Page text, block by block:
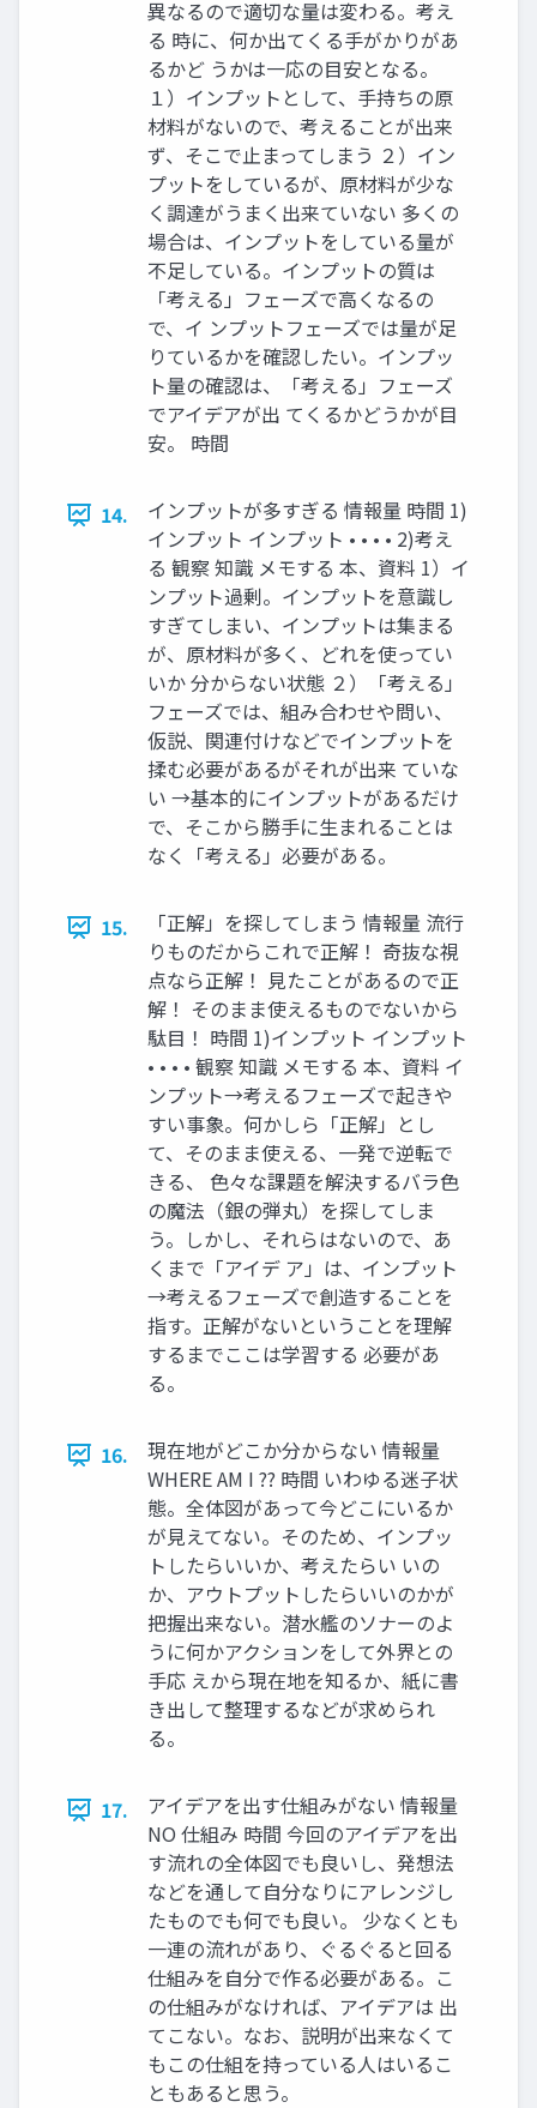
異なるので適切な量は変わる。考え
る 時に、何か出てくる手がかりがあ
るかど うかは一応の目安となる。
１）インプットとして、手持ちの原
材料がないので、考えることが出来
ず、そこで止まってしまう ２）イン
プットをしているが、原材料が少な
く調達がうまく出来ていない 多くの
場合は、インプットをしている量が
不足している。インプットの質は
「考える」フェーズで高くなるの
で、イ ンプットフェーズでは量が足
りているかを確認したい。インプッ
ト量の確認は、「考える」フェーズ
でアイデアが出 てくるかどうかが目
安。 時間
14.
インプットが多すぎる 情報量 時間 1)
インプット インプット • • • • 2)考え
る 観察 知識 メモする 本、資料 1）イ
ンプット過剰。インプットを意識し
すぎてしまい、インプットは集まる
が、原材料が多く、どれを使ってい
いか 分からない状態 ２）「考える」
フェーズでは、組み合わせや問い、
仮説、関連付けなどでインプットを
揉む必要があるがそれが出来 ていな
い →基本的にインプットがあるだけ
で、そこから勝手に生まれることは
なく「考える」必要がある。
15.
「正解」を探してしまう 情報量 流行
りものだからこれで正解！ 奇抜な視
点なら正解！ 見たことがあるので正
解！ そのまま使えるものでないから
駄目！ 時間 1)インプット インプット
• • • • 観察 知識 メモする 本、資料 イ
ンプット→考えるフェーズで起きや
すい事象。何かしら「正解」とし
て、そのまま使える、一発で逆転で
きる、 色々な課題を解決するバラ色
の魔法（銀の弾丸）を探してしま
う。しかし、それらはないので、あ
くまで「アイデ ア」は、インプット
→考えるフェーズで創造することを
指す。正解がないということを理解
するまでここは学習する 必要があ
る。
16.
現在地がどこか分からない 情報量
WHERE AM I ?? 時間 いわゆる迷子状
態。全体図があって今どこにいるか
が見えてない。そのため、インプッ
トしたらいいか、考えたらい いの
か、アウトプットしたらいいのかが
把握出来ない。潜水艦のソナーのよ
うに何かアクションをして外界との
手応 えから現在地を知るか、紙に書
き出して整理するなどが求められ
る。
17.
アイデアを出す仕組みがない 情報量
NO 仕組み 時間 今回のアイデアを出
す流れの全体図でも良いし、発想法
などを通して自分なりにアレンジし
たものでも何でも良い。 少なくとも
一連の流れがあり、ぐるぐると回る
仕組みを自分で作る必要がある。こ
の仕組みがなければ、アイデアは 出
てこない。なお、説明が出来なくて
もこの仕組を持っている人はいるこ
ともあると思う。